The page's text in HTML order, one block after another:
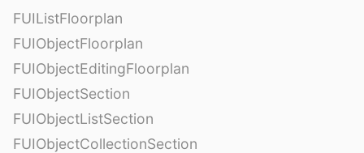
FUIListFloorplan
FUIObjectFloorplan
FUIObjectEditingFloorplan
FUIObjectSection
FUIObjectListSection
FUIObjectCollectionSection